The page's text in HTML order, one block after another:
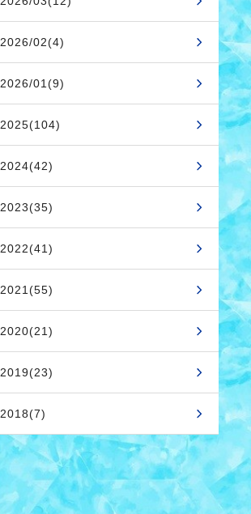
2026/02(4)
2026/01(9)
2025(104)
2024(42)
2023(35)
2022(41)
2021(55)
2020(21)
2019(23)
2018(7)